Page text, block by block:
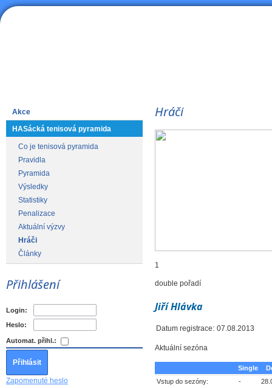
Akce
HASácká tenisová pyramida
Co je tenisová pyramida
Pravidla
Pyramida
Výsledky
Statistiky
Penalizace
Aktuální výzvy
Hráči
Články
Přihlášení
Login:
Heslo:
Automat. přihl.:
Zapomenuté heslo
Hráči
1
double pořadí
Jiří Hlávka
Datum registrace: 07.08.2013
Aktuální sezóna
Single
Vstup do sezóny:
-